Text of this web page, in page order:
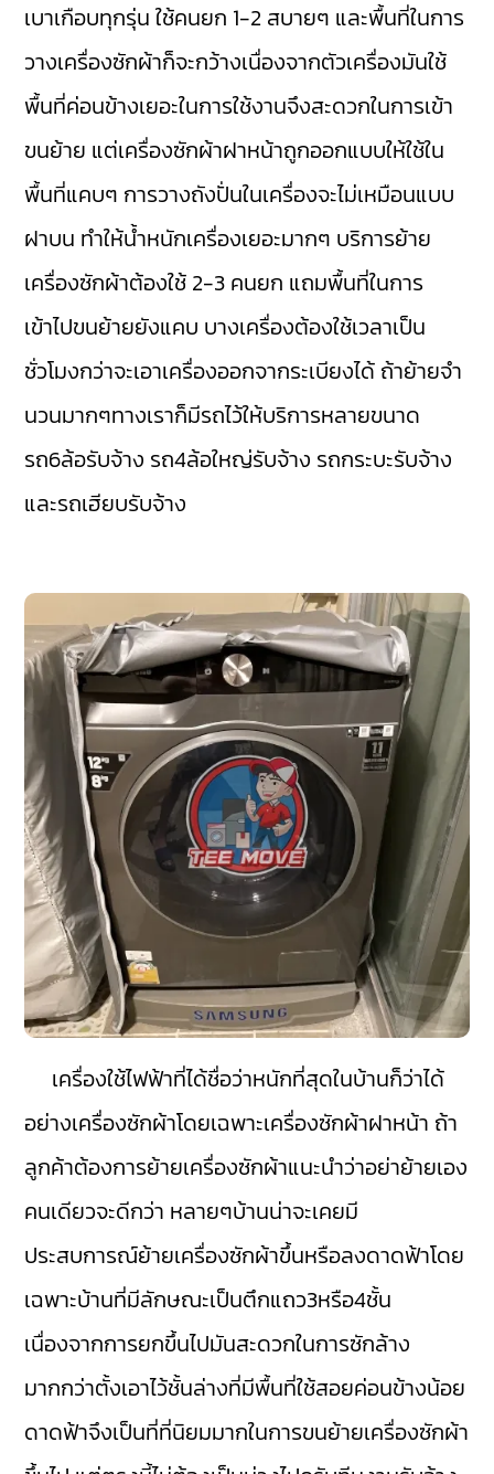
เบาเกือบทุกรุ่น ใช้คนยก 1-2 สบายๆ และพื้นที่ในการ
วางเครื่องซักผ้าก็จะกว้างเนื่องจากตัวเครื่องมันใช้
พื้นที่ค่อนข้างเยอะในการใช้งานจึงสะดวกในการเข้า
ขนย้าย แต่เครื่องซักผ้าฝาหน้าถูกออกแบบให้ใช้ใน
พื้นที่แคบๆ การวางถังปั่นในเครื่องจะไม่เหมือนแบบ
ฝาบน ทำให้น้ำหนักเครื่องเยอะมากๆ บริการย้าย
เครื่องซักผ้าต้องใช้ 2-3 คนยก แถมพื้นที่ในการ
เข้าไปขนย้ายยังแคบ บางเครื่องต้องใช้เวลาเป็น
ชั่วโมงกว่าจะเอาเครื่องออกจากระเบียงได้ ถ้าย้ายจำ
นวนมากๆทางเราก็มีรถไว้ให้บริการหลายขนาด
รถ6ล้อรับจ้าง รถ4ล้อใหญ่รับจ้าง รถกระบะรับจ้าง
และรถเฮียบรับจ้าง
เครื่องใช้ไฟฟ้าที่ได้ชื่อว่าหนักที่สุดในบ้านก็ว่าได้
อย่างเครื่องซักผ้าโดยเฉพาะเครื่องซักผ้าฝาหน้า ถ้า
ลูกค้าต้องการย้ายเครื่องซักผ้าแนะนำว่าอย่าย้ายเอง
คนเดียวจะดีกว่า หลายๆบ้านน่าจะเคยมี
ประสบการณ์ย้ายเครื่องซักผ้าขึ้นหรือลงดาดฟ้าโดย
เฉพาะบ้านที่มีลักษณะเป็นตึกแถว3หรือ4ชั้น
เนื่องจากการยกขึ้นไปมันสะดวกในการซักล้าง
มากกว่าตั้งเอาไว้ชั้นล่างที่มีพื้นที่ใช้สอยค่อนข้างน้อย
ดาดฟ้าจึงเป็นที่ที่นิยมมากในการขนย้ายเครื่องซักผ้า